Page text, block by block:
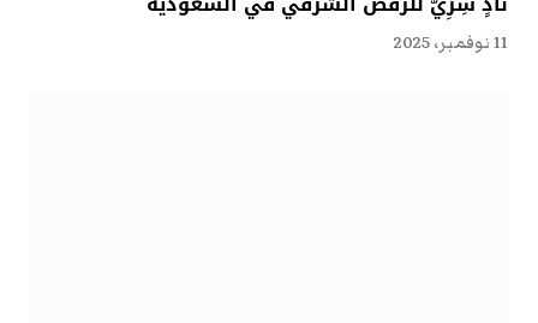
11 نوفمبر، 2025